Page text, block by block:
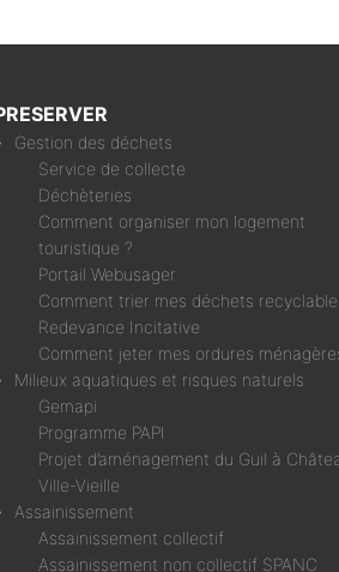
Gestion des déchets
Service de collecte
Déchèteries
Comment organiser mon logement
touristique ?
Portail Webusager
Comment trier mes déchets
Redevance Incitative
Comment jeter mes ordures
Milieux aquatiques et risques naturels
Gemapi
Programme PAPI
Projet d’aménagement du Guil à
Ville-Vieille
Assainissement
Assainissement collectif
Assainissement non collectif SPANC